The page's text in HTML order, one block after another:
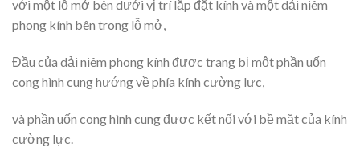
với một lỗ mở bên dưới vị trí lắp đặt kính và một dải niêm
phong kính bên trong lỗ mở,
Đầu của dải niêm phong kính được trang bị một phần uốn
cong hình cung hướng về phía kính cường lực,
và phần uốn cong hình cung được kết nối với bề mặt của kính
cường lực.